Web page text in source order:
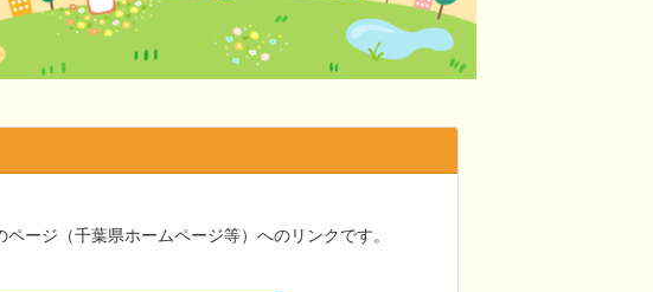
ージ（千葉県ホームページ等）へのリンクです。